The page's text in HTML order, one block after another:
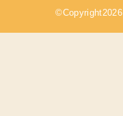
©Copyright2026